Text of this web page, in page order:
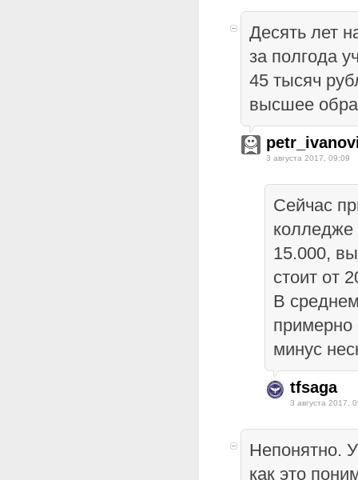
Десять лет
за полгода
45 тысяч
высшее
3 августа 2017, 09:09
Сейчас
колледже
15.000,
стоит от
В
минус
tfsaga
3 августа 2017,
Непонятно.
как это